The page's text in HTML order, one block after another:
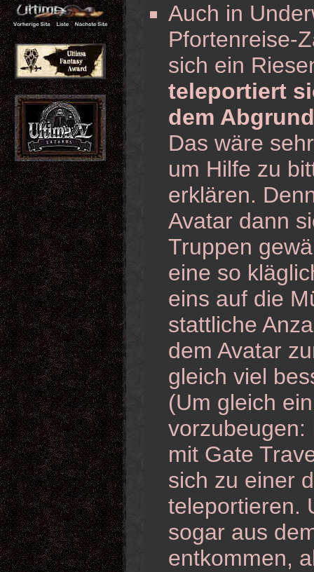
Auch in
Pfortenreise-
sich ein
teleportiert
dem
Das wäre
um Hilfe zu
erklären.
Avatar dann
Truppen
eine so
eins auf die
stattliche
dem Avatar
gleich viel
(Um gleich
mit Gate
sich zu einer
teleportieren.
sogar aus
entkommen,